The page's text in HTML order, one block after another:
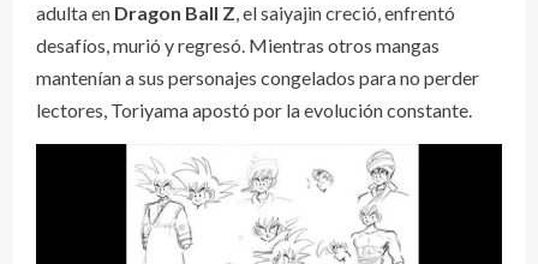
adulta en Dragon Ball Z, el saiyajin creció, enfrentó
desafíos, murió y regresó. Mientras otros mangas
mantenían a sus personajes congelados para no perder
lectores, Toriyama apostó por la evolución constante.